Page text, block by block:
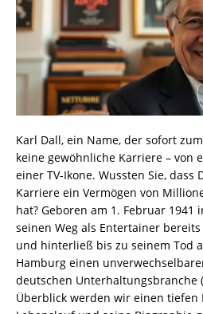
Karl Dall, ein Name, der sofort
keine gewöhnliche Karriere – von
einer TV-Ikone. Wussten Sie, dass
Karriere ein Vermögen von
hat? Geboren am 1. Februar 1941
seinen Weg als Entertainer
und hinterließ bis zu seinem Tod
Hamburg einen
deutschen Unterhaltungsbranche
Überblick werden wir einen tiefen